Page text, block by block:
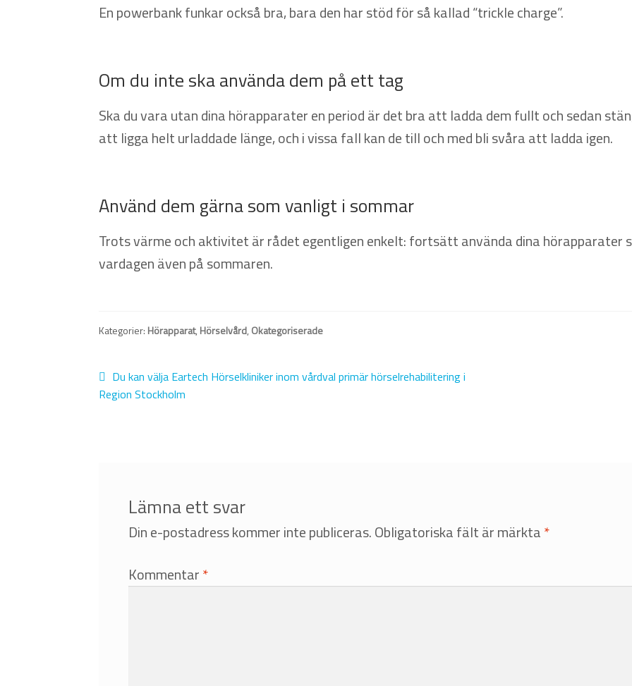
En powerbank funkar också bra, bara den har stöd för så kallad “trickle charge”.
Om du inte ska använda dem på ett tag
Ska du vara utan dina hörapparater en period är det bra att ladda dem fullt och sedan
att ligga helt urladdade länge, och i vissa fall kan de till och med bli svåra att ladda igen.
Använd dem gärna som vanligt i sommar
Trots värme och aktivitet är rådet egentligen enkelt: fortsätt använda dina hörapparater
vardagen även på sommaren.
Kategorier: Hörapparat, Hörselvård, Okategoriserade
Inläggsnavigering
Föregående
inlägg:
Du kan välja Eartech Hörselkliniker inom vårdval primär hörselrehabilitering i
Region Stockholm
Lämna ett svar
Din e-postadress kommer inte publiceras.Obligatoriska fält är märkta*
Kommentar*